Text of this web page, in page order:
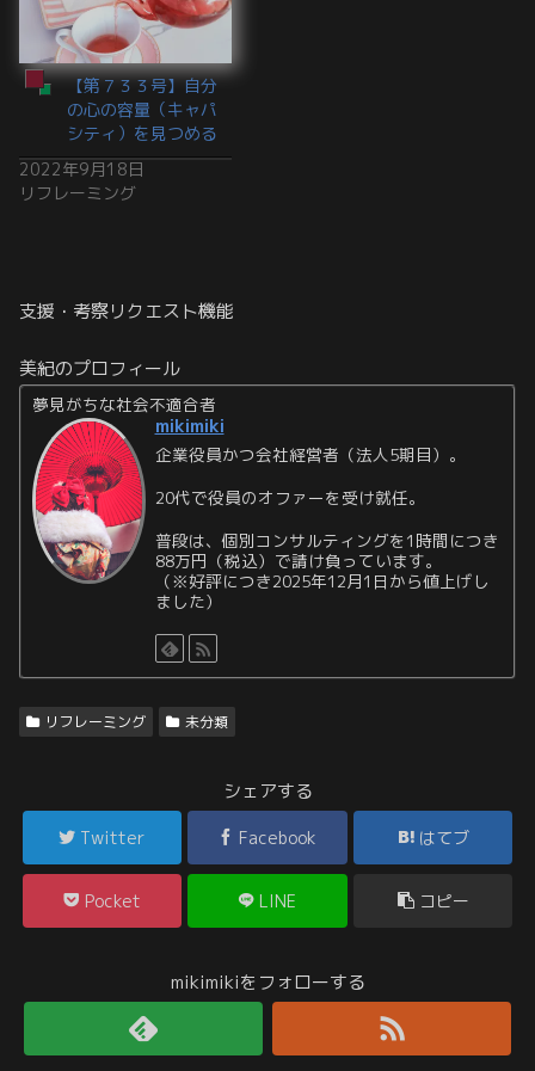
【第７３３号】自分
の心の容量（キャパ
シティ）を見つめる
2022年9月18日
リフレーミング
支援・考察リクエスト機能
美紀のプロフィール
夢見がちな社会不適合者
mikimiki
企業役員かつ会社経営者（法人5期目）。
20代で役員のオファーを受け就任。
普段は、個別コンサルティングを1時間につき
88万円（税込）で請け負っています。
（※好評につき2025年12月1日から値上げし
ました）
リフレーミング 未分類
シェアする
Twitter Facebook はてブ
Pocket LINE コピー
mikimikiをフォローする